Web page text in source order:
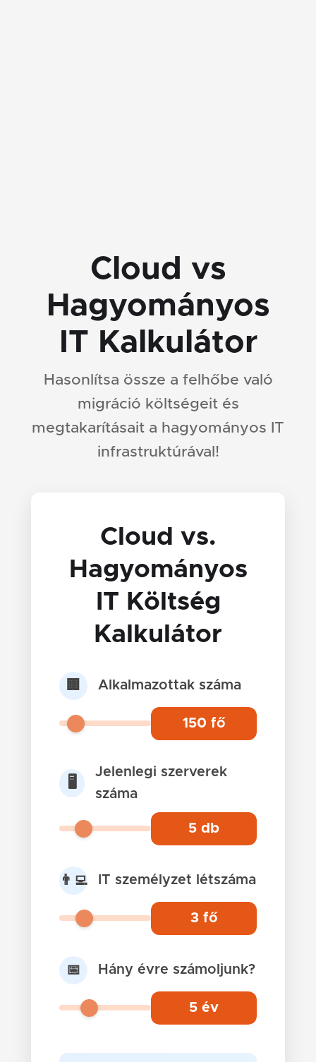
Cloud vs
Hagyományos
IT Kalkulátor
Hasonlítsa össze a felhőbe való
migráció költségeit és
megtakarításait a hagyományos IT
infrastruktúrával!
Cloud vs.
Hagyományos
IT Költség
Kalkulátor
🏢 Alkalmazottak száma
150 fő
🖥️
Jelenlegi szerverek
száma
5 db
👨‍💻 IT személyzet létszáma
3 fő
📅 Hány évre számoljunk?
5 év